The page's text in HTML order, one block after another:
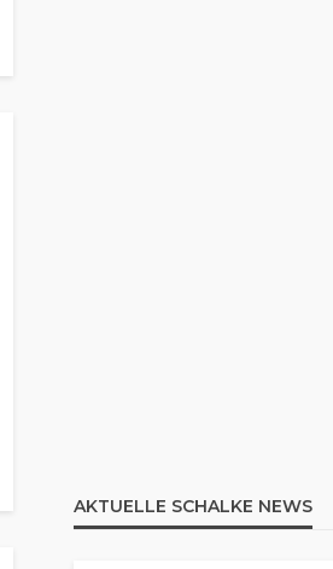
AKTUELLE SCHALKE NEWS